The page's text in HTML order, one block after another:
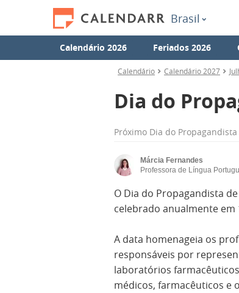
Brasil
Calendário 2026 Feriados 2026
Calendário Calendário 2027
Dia do
Próximo Dia do
Márcia Fernandes
Professora de Língua
O Dia do Propagandista
celebrado anualmente em
A data homenageia os
responsáveis por
laboratórios
médicos, farmacêuticos e